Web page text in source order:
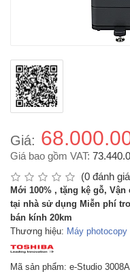
Giá:
Giá bao gồm VAT:
(0 đánh
Mới 100% , tặng kệ gỗ,
tại nhà sử dụng Miễn phí
bán kính 20km
Thương hiệu: Máy photocopy
Mã sản phẩm: e-Studio 3008A